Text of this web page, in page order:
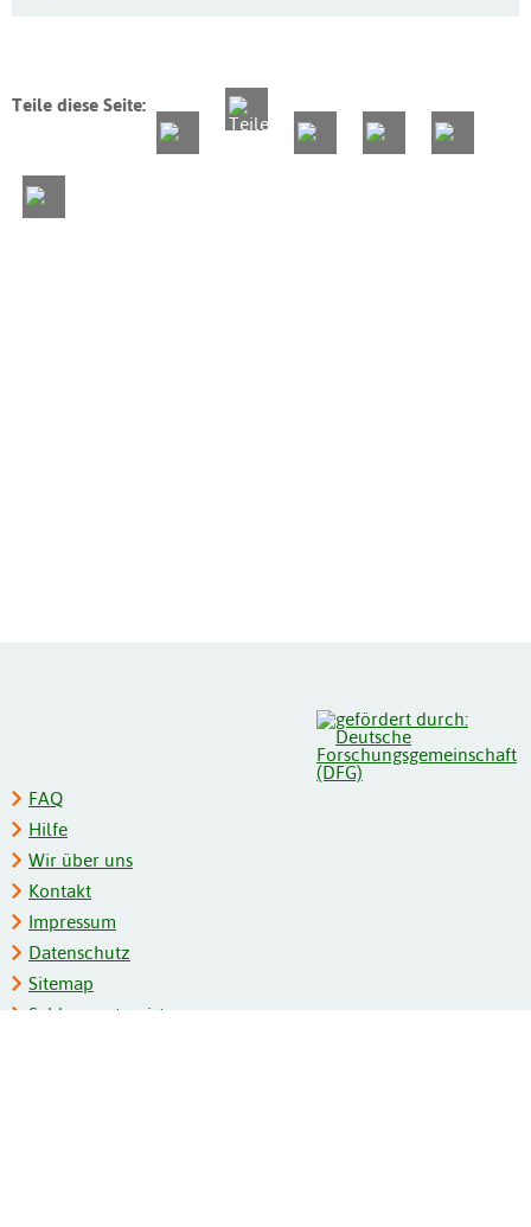
Teile diese Seite:
FAQ
Hilfe
Wir über uns
Kontakt
Impressum
Datenschutz
Sitemap
Schlagwortregister